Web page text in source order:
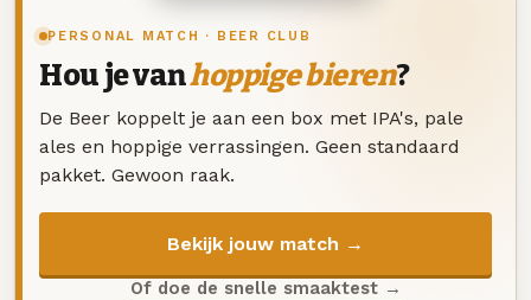
PERSONAL MATCH · BEER CLUB
Hou je vanhoppige bieren?
De Beer koppelt je aan een box met IPA's, pale
ales en hoppige verrassingen. Geen standaard
pakket. Gewoon raak.
Bekijk jouw match →
Of doe de snelle smaaktest →